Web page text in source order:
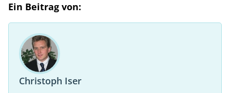
Ein Beitrag von:
Christoph Iser